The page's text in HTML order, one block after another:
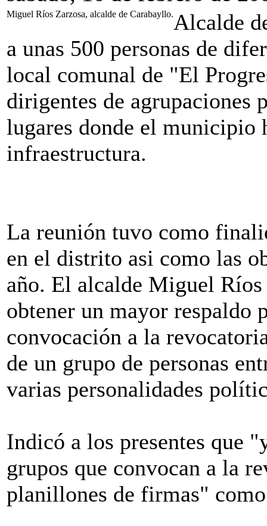
Miguel Ríos Zarzosa, alcalde de Carabayllo.Alcalde
a unas 500 personas de
local comunal de "El
dirigentes de agrupaciones
lugares donde el municipio
infraestructura.
La reunión tuvo como
en el distrito asi como las
año. El alcalde Miguel Ríos
obtener un mayor respaldo
convocación a la
de un grupo de personas
varias personalidades
Indicó a los presentes que
grupos que convocan a la
planillones de firmas"